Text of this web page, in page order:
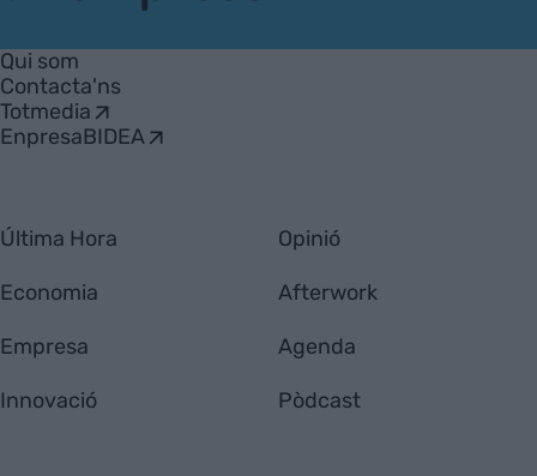
Empresa
Qui som
Contacta'ns
Totmedia
EnpresaBIDEA
Última Hora
Economia
Empresa
Innovació
Opinió
Afterwork
Agenda
Pòdcast